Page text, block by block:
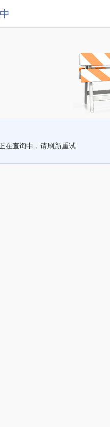
在查询中，请刷新重试